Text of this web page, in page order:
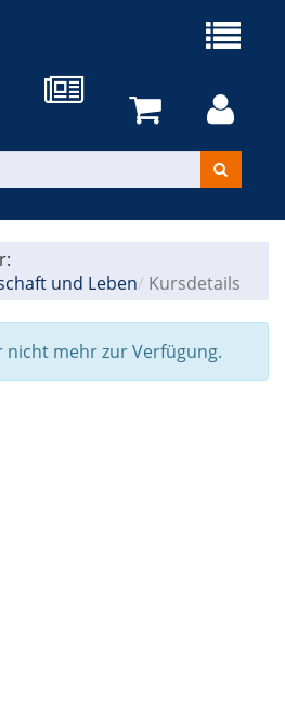
und Leben Kursdetails
nicht mehr zur Verfügung.